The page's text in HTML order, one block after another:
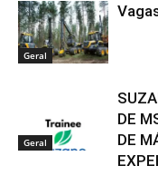
Geral
Geral
DE
DE